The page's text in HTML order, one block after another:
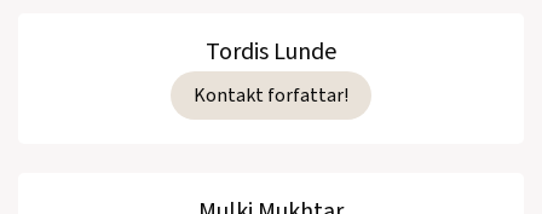
Tordis Lunde
Kontakt forfattar!